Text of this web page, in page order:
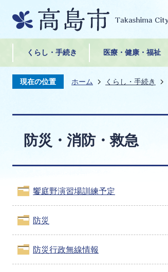
くらし・手続き 医療・健康・福祉
現在の位置 ホーム くらし・手続き
防災・消防・救急
饗庭野演習場訓練予定
防災
防災行政無線情報